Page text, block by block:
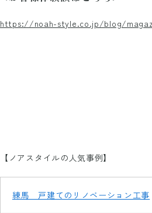
https://noah-style.co.jp/blog/
【ノアスタイルの人気事例】
練馬 戸建てのリノベーション工事